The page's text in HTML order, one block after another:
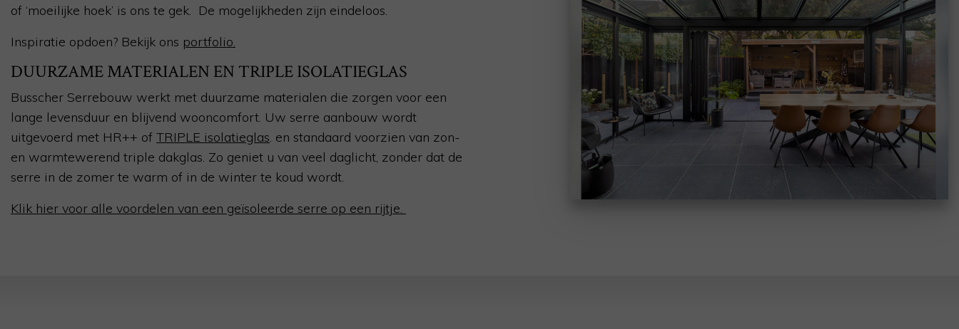
of ‘moeilijke hoek’ is ons te gek. De mogelijkheden zijn eindeloos.
Inspiratie opdoen? Bekijk ons portfolio.
DUURZAME MATERIALEN EN TRIPLE ISOLATIEGLAS
Busscher Serrebouw werkt met duurzame materialen die zorgen voor een
lange levensduur en blijvend wooncomfort. Uw serre aanbouw wordt
uitgevoerd met HR++ of TRIPLE isolatieglas. en standaard voorzien van zon-
en warmtewerend triple dakglas. Zo geniet u van veel daglicht, zonder dat de
serre in de zomer te warm of in de winter te koud wordt.
Klik hier voor alle voordelen van een geïsoleerde serre op een rijtje.